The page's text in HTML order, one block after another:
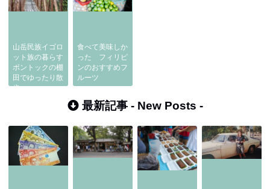
山岳民族イゴロ
ット族の暮らす
ボントックの棚
田でゆったり散
歩
食べて美味しか
った フィリピ
ンのおすすめフ
ルーツ
最新記事 - New Posts -